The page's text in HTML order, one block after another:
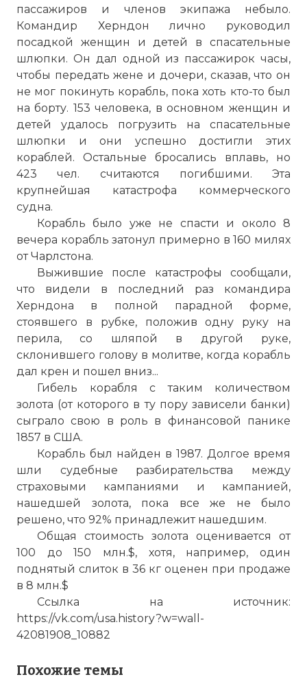
пассажиров и членов экипажа небыло.
Командир Херндон лично руководил
посадкой женщин и детей в спасательные
шлюпки. Он дал одной из пассажирок часы,
чтобы передать жене и дочери, сказав, что он
не мог покинуть корабль, пока хоть кто-то был
на борту. 153 человека, в основном женщин и
детей удалось погрузить на спасательные
шлюпки и они успешно достигли этих
кораблей. Остальные бросались вплавь, но
423 чел. считаются погибшими. Эта
крупнейшая катастрофа коммерческого
судна.
Корабль было уже не спасти и около 8
вечера корабль затонул примерно в 160 милях
от Чарлстона.
Выжившие после катастрофы сообщали,
что видели в последний раз командира
Херндона в полной парадной форме,
стоявшего в рубке, положив одну руку на
перила, со шляпой в другой руке,
склонившего голову в молитве, когда корабль
дал крен и пошел вниз...
Гибель корабля с таким количеством
золота (от которого в ту пору зависели банки)
сыграло свою в роль в финансовой панике
1857 в США.
Корабль был найден в 1987. Долгое время
шли судебные разбирательства между
страховыми кампаниями и кампанией,
нашедшей золота, пока все же не было
решено, что 92% принадлежит нашедшим.
Общая стоимость золота оценивается от
100 до 150 млн.$, хотя, например, один
поднятый слиток в 36 кг оценен при продаже
в 8 млн.$
Ссылка на источник:
https://vk.com/usa.history?w=wall-
42081908_10882
Похожие темы
☓
Уникальная находка - амбротип.
Найдено немало личных вещей
пассажиров и снаряжения корабля.
Особо выделяется обнаружение
нескольких десятков дагеротипов и
амбротипов – предшественников
фотографий. Эти частицы истории очень
редки и ценны.
Фото статьи: